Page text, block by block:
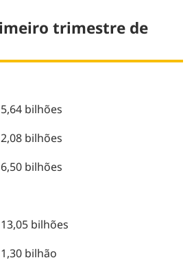
trimestre de
bilhões
bilhões
bilhões
bilhões
bilhão